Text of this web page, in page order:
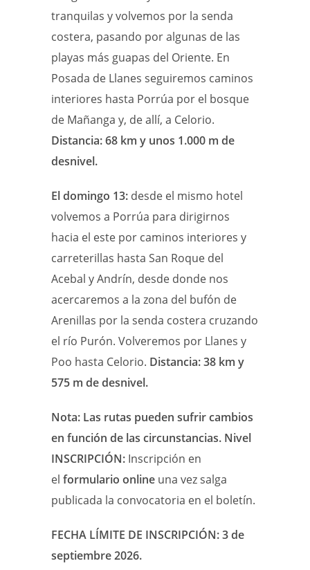
tranquilas y volvemos por la senda
costera, pasando por algunas de las
playas más guapas del Oriente. En
Posada de Llanes seguiremos caminos
interiores hasta Porrúa por el bosque
de Mañanga y, de allí, a Celorio.
Distancia: 68 km y unos 1.000 m de
desnivel.
El domingo 13: desde el mismo hotel
volvemos a Porrúa para dirigirnos
hacia el este por caminos interiores y
carreterillas hasta San Roque del
Acebal y Andrín, desde donde nos
acercaremos a la zona del bufón de
Arenillas por la senda costera cruzando
el río Purón. Volveremos por Llanes y
Poo hasta Celorio. Distancia: 38 km y
575 m de desnivel.
Nota: Las rutas pueden sufrir cambios
en función de las circunstancias. Nivel
INSCRIPCIÓN: Inscripción en
el formulario online una vez salga
publicada la convocatoria en el boletín.
FECHA LÍMITE DE INSCRIPCIÓN: 3 de
septiembre 2026.